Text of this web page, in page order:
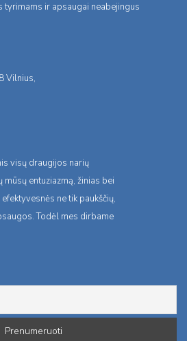
ir apsaugai neabejingus
Vilnius,
visų draugijos narių
entuziazmą, žinias bei
ne tik paukščių,
Todėl mes dirbame